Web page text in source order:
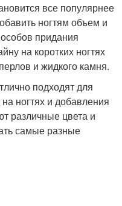
все популярнее
ногтям объем и
придания
на коротких ногтях
и жидкого камня.
подходят для
ногтях и добавления
различные цвета и
самые разные